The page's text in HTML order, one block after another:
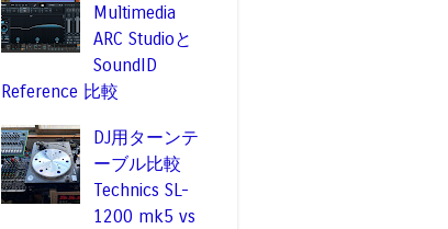
Multimedia
ARC Studioと
SoundID
Reference 比較
DJ用ターンテ
ーブル比較
Technics SL-
1200 mk5 vs